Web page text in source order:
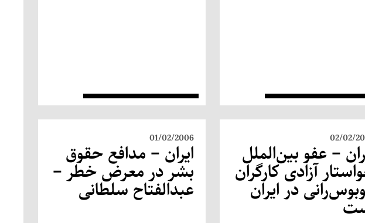
02/02/
– عفو بین‌الملل
آزادی کارگران
در ایران
01/02/2006
ایران – مدافع حقوق
بشر در معرض خطر –
عبدالفتاح سلطانی